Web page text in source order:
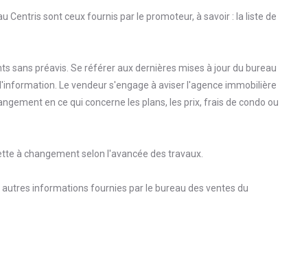
Centris sont ceux fournis par le promoteur, à savoir : la liste de
sans préavis. Se référer aux dernières mises à jour du bureau
Le vendeur s'engage à aviser l'agence immobilière
en ce qui concerne les plans, les prix, frais de condo ou
à changement selon l'avancée des travaux.
informations fournies par le bureau des ventes du